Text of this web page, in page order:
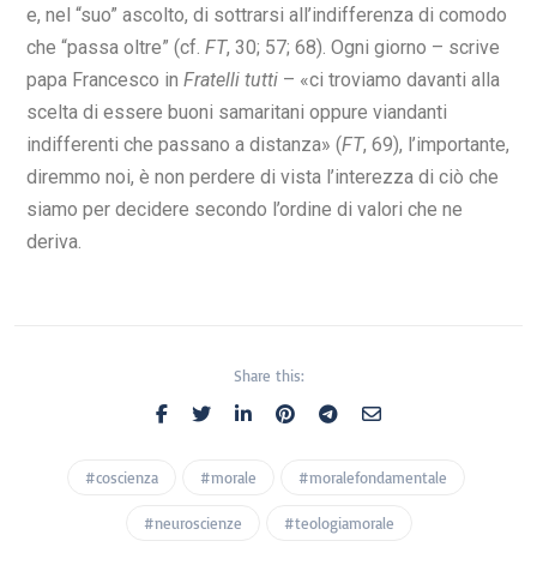
e, nel “suo” ascolto, di sottrarsi all’indifferenza di comodo
che “passa oltre” (cf. FT, 30; 57; 68). Ogni giorno – scrive
papa Francesco in Fratelli tutti – «ci troviamo davanti alla
scelta di essere buoni samaritani oppure viandanti
indifferenti che passano a distanza» (FT, 69), l’importante,
diremmo noi, è non perdere di vista l’interezza di ciò che
siamo per decidere secondo l’ordine di valori che ne
deriva.
Share this:
#coscienza #morale #moralefondamentale
#neuroscienze #teologiamorale